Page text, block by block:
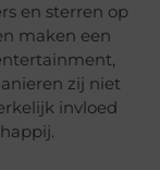
en sterren op
maken een
zij niet
invloed